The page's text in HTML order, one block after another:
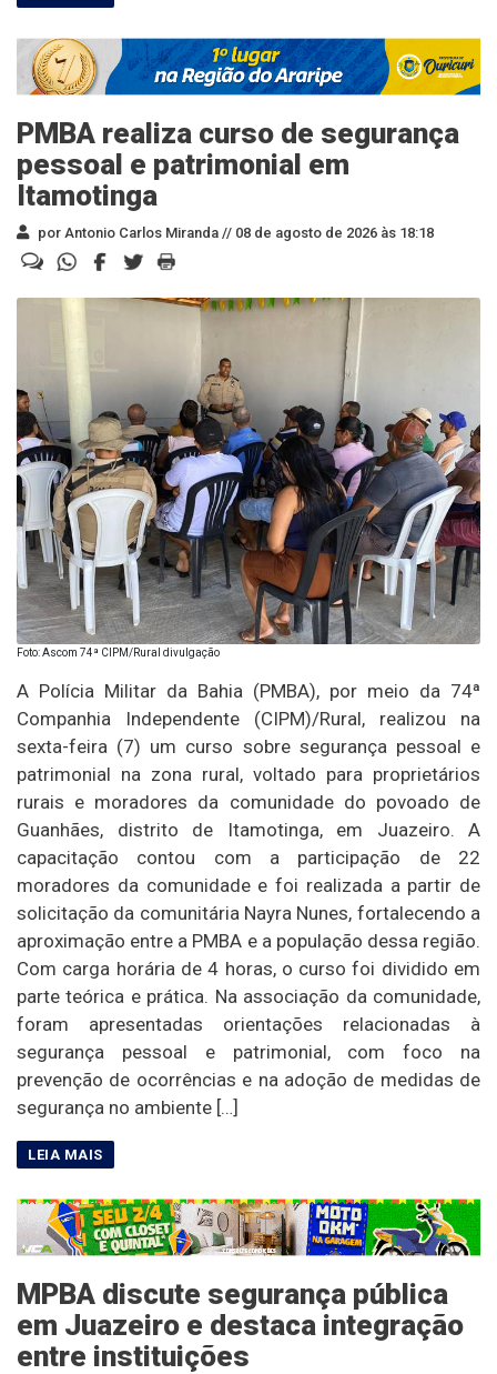
PMBA realiza curso de segurança
pessoal e patrimonial em
Itamotinga
por Antonio Carlos Miranda // 08 de agosto de 2026 às 18:18
Foto: Ascom 74ª CIPM/Rural divulgação
A Polícia Militar da Bahia (PMBA), por meio da 74ª
Companhia Independente (CIPM)/Rural, realizou na
sexta-feira (7) um curso sobre segurança pessoal e
patrimonial na zona rural, voltado para proprietários
rurais e moradores da comunidade do povoado de
Guanhães, distrito de Itamotinga, em Juazeiro. A
capacitação contou com a participação de 22
moradores da comunidade e foi realizada a partir de
solicitação da comunitária Nayra Nunes, fortalecendo a
aproximação entre a PMBA e a população dessa região.
Com carga horária de 4 horas, o curso foi dividido em
parte teórica e prática. Na associação da comunidade,
foram apresentadas orientações relacionadas à
segurança pessoal e patrimonial, com foco na
prevenção de ocorrências e na adoção de medidas de
segurança no ambiente […]
MPBA discute segurança pública
em Juazeiro e destaca integração
entre instituições